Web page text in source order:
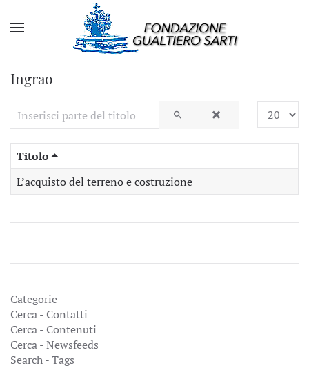
Ingrao
Inserisci parte del titolo
Titolo
L’acquisto del terreno e costruzione
Categorie
Cerca - Contatti
Cerca - Contenuti
Cerca - Newsfeeds
Search - Tags